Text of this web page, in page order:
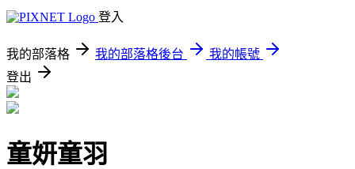
登入
我的部落格 我的部落格後台
我的帳號
登出
童妍童羽